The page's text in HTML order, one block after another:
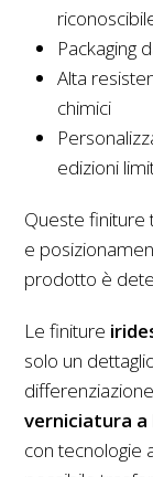
Packaging
Alta
chimici
edizioni
Queste finiture
e
prodotto è
Le finiture
solo un
verniciatura a
con tecnologie